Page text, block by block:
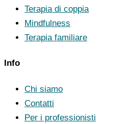
Terapia di coppia
Mindfulness
Terapia familiare
Info
Chi siamo
Contatti
Per i professionisti